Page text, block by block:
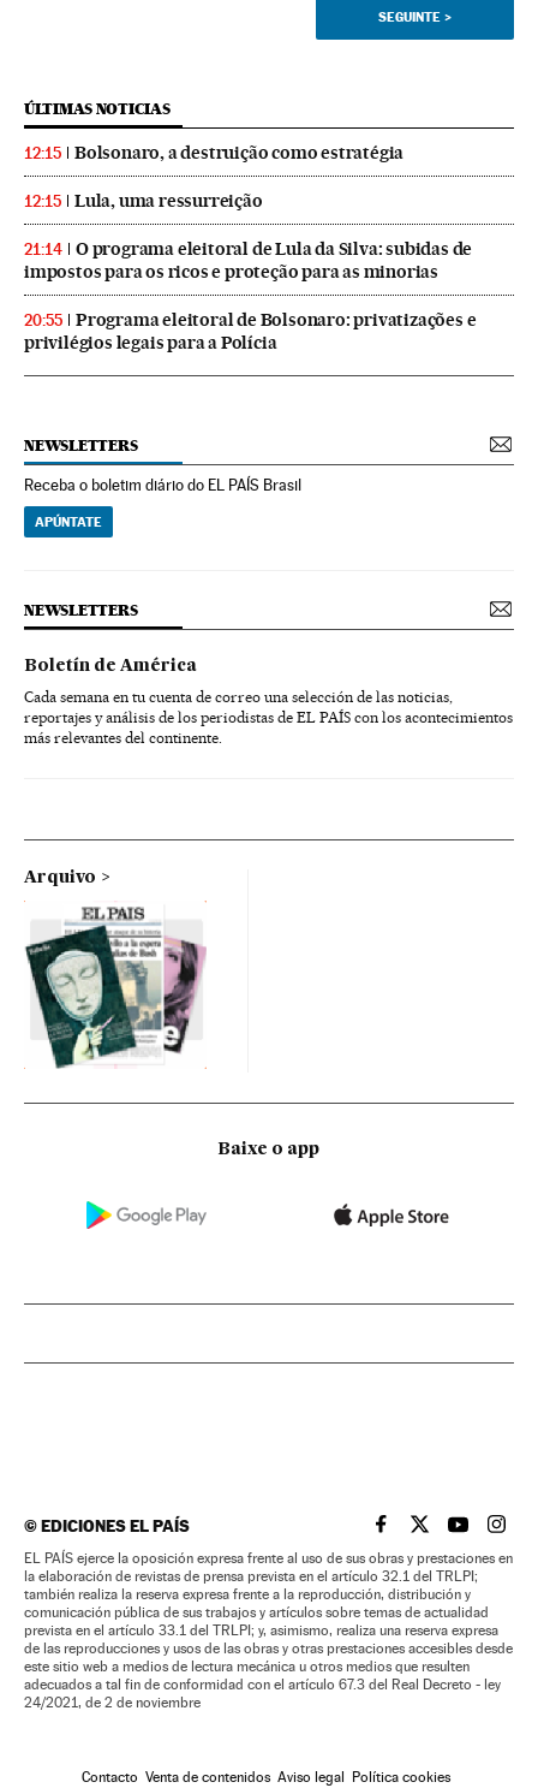
SEGUINTE >
ÚLTIMAS NOTICIAS
12:15 Bolsonaro, a destruição como estratégia
12:15 Lula, uma ressurreição
21:14
O programa eleitoral de Lula da Silva: subidas de
impostos para os ricos e proteção para as minorias
20:55
Programa eleitoral de Bolsonaro: privatizações e
privilégios legais para a Polícia
NEWSLETTERS
Receba o boletim diário do EL PAÍS Brasil
APÚNTATE
NEWSLETTERS
Boletín de América
Cada semana en tu cuenta de correo una selección de las noticias,
reportajes y análisis de los periodistas de EL PAÍS con los acontecimientos
más relevantes del continente.
Arquivo
Baixe o app
©EDICIONES EL PAÍS EL PAÍS BRASIL EN
EL PAÍSEL PAÍS
EL
EL PAÍS ejerce la oposición expresa frente al uso de sus obras y prestaciones en
la elaboración de revistas de prensa prevista en el artículo 32.1 del TRLPI;
también realiza la reserva expresa frente a la reproducción, distribución y
comunicación pública de sus trabajos y artículos sobre temas de actualidad
prevista en el artículo 33.1 del TRLPI; y, asimismo, realiza una reserva expresa
de las reproducciones y usos de las obras y otras prestaciones accesibles desde
este sitio web a medios de lectura mecánica u otros medios que resulten
adecuados a tal fin de conformidad con el artículo 67.3 del Real Decreto - ley
24/2021, de 2 de noviembre
Contacto Venta de contenidos Aviso legal Política cookies